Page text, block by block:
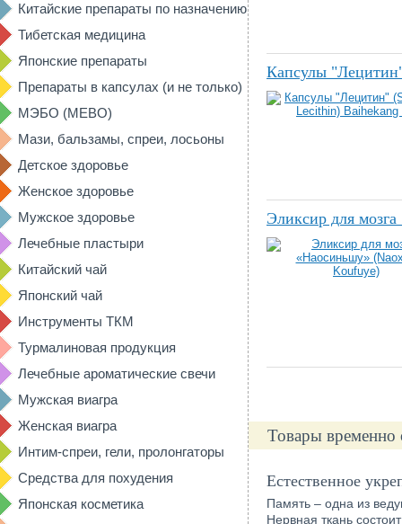
Китайские препараты по назначению
Тибетская медицина
Японские препараты
Препараты в капсулах (и не только)
МЭБО (MEBO)
Мази, бальзамы, спреи, лосьоны
Детское здоровье
Женское здоровье
Мужское здоровье
Лечебные пластыри
Китайский чай
Японский чай
Инструменты ТКМ
Турмалиновая продукция
Лечебные ароматические свечи
Мужская виагра
Женская виагра
Интим-спреи, гели, пролонгаторы
Средства для похудения
Японская косметика
Капсулы
Эликсир для
Товары
Естественное
Память – одна из
Нервная ткань